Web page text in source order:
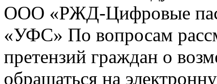
ООО «РЖД-Цифровые
«УФС» По вопросам
претензий граждан о
обращаться на